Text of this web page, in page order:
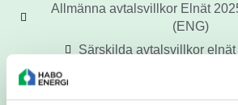
Allmänna avtalsvillkor Elnät
(ENG)
Särskilda avtalsvillkor
Allmänna avtalsvillkor – Elnät
Tekniska villkor för anslutning